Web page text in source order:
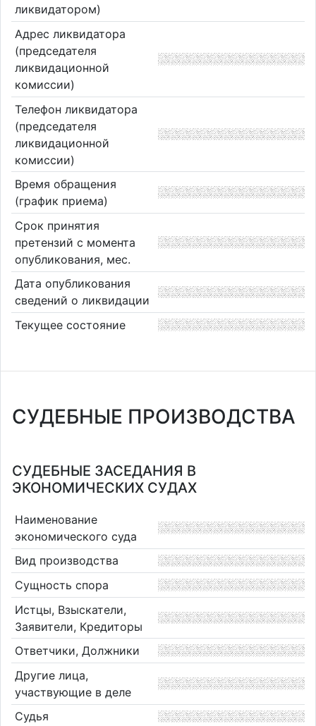
ликвидатором)
Адрес ликвидатора
(председателя
ликвидационной
комиссии)
Телефон ликвидатора
(председателя
ликвидационной
комиссии)
Время обращения
(график приема)
Срок принятия
претензий с момента
опубликования, мес.
Дата опубликования
сведений о ликвидации
Текущее состояние
СУДЕБНЫЕ ПРОИЗВОДСТВА
СУДЕБНЫЕ ЗАСЕДАНИЯ В
ЭКОНОМИЧЕСКИХ СУДАХ
Наименование
экономического суда
Вид производства
Сущность спора
Истцы, Взыскатели,
Заявители, Кредиторы
Ответчики, Должники
Другие лица,
участвующие в деле
Судья